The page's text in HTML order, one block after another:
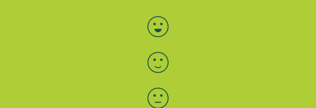
Bewertung auswählen